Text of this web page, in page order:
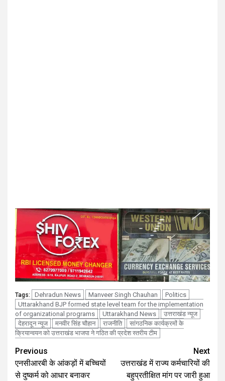
Tags: Dehradun News Manveer Singh Chauhan
Politics
Uttarakhand BJP formed state level team for the implementation
of organizational programs
Uttarakhand News
उत्तराखंड न्यूज
देहरादून न्यूज
मनवीर सिंह चौहान राजनीति
सांगठनिक कार्यक्रमों के
क्रियान्वयन को उत्तराखंड भाजपा ने गठित की प्रदेश स्तरीय टीम
Continue
Reading
Previous
एनसीआरबी के आंकड़ों में बच्चियों
से दुष्कर्म को आधार बनाकर
Next
उत्तराखंड में राज्य कर्मचारियों की
बहुप्रतीक्षित मांग पर जारी हुआ